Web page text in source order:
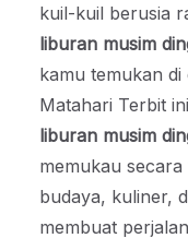
kuil-kuil berusia
liburan musim
kamu temukan di
Matahari Terbit
liburan musim
memukau
budaya, kuliner,
membuat